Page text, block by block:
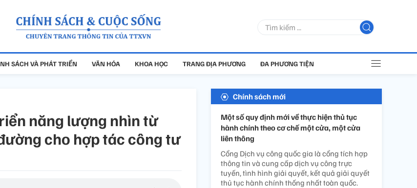
SÁCH VÀ PHÁT TRIỂN VĂN HÓA KHOA HỌC TRANG ĐỊA PHƯƠNG ĐA PHƯƠNG TIỆN
năng lượng nhìn từ
cho hợp tác công tư
Chính sách mới
Một số quy định mới về thực hiện thủ tục
hành chính theo cơ chế một cửa, một cửa
liên thông
Cổng Dịch vụ công quốc gia là cổng tích hợp
thông tin và cung cấp dịch vụ công trực
tuyến, tình hình giải quyết, kết quả giải quyết
thủ tục hành chính thống nhất toàn quốc.